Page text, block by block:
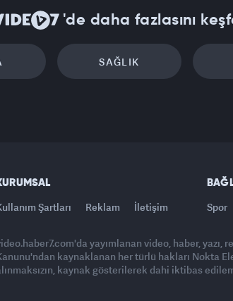
'de daha fazlasını
SAĞLIK
Şartları Reklam İletişim Spor
yayımlanan video, haber, yazı,
kaynaklanan her türlü hakları Nokta
kaynak gösterilerek dahi iktibas